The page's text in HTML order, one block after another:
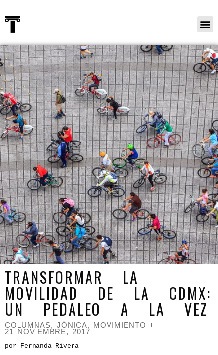
TRANSFORMAR LA
MOVILIDAD DE LA CDMX:
UN PEDALEO A LA VEZ
COLUMNAS, JÓNICA, MOVIMIENTO
21 NOVIEMBRE, 2017
por Fernanda Rivera